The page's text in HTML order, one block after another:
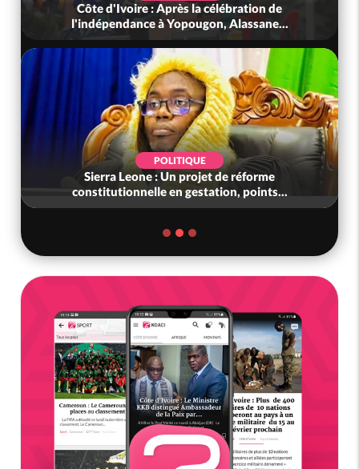
Côte d'Ivoire : Après la célébration de
l'indépendance à Yopougon, Alassane...
POLITIQUE
Sierra Leone : Un projet de réforme
constitutionnelle en gestation, points...